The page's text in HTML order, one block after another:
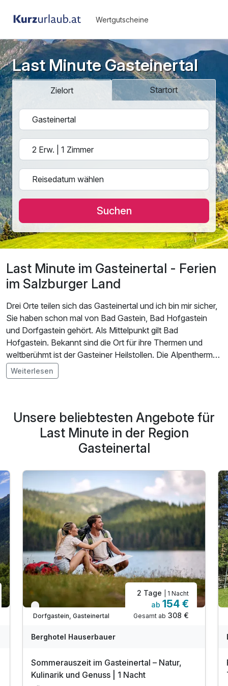
Wertgutscheine
Last Minute Gasteinertal
Zielort Startort
Suchen
Last Minute im Gasteinertal - Ferien
im Salzburger Land
Drei Orte teilen sich das Gasteinertal und ich bin mir sicher,
Sie haben schon mal von Bad Gastein, Bad Hofgastein
und Dorfgastein gehört. Als Mittelpunkt gilt Bad
Hofgastein. Bekannt sind die Ort für ihre Thermen und
weltberühmt ist der Gasteiner Heilstollen. Die Alpentherme
und die Felsentherme freuen sich auf Besucher und
Tagesgäste. Almorama nennt sich das Wanderprogramm
Weiterlesen
Unsere beliebtesten Angebote für
Last Minute in der Region
Gasteinertal
Nur noch bis September
Dorfgastein, Gasteinertal
2 Tage | 1 Nacht
ab 154 €
Gesamt ab 308 €
Berghotel Hauserbauer
Sommerauszeit im Gasteinertal – Natur,
Kulinarik und Genuss | 1 Nacht